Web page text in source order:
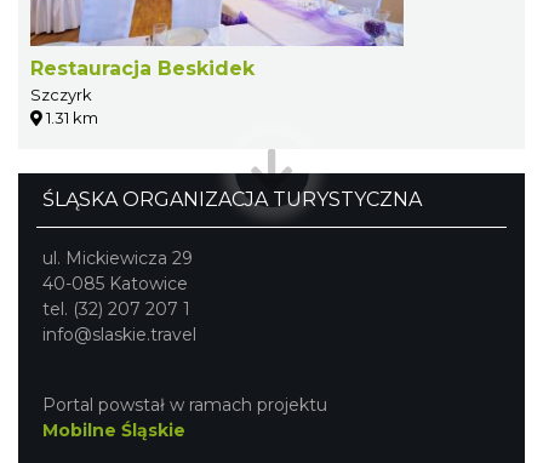
Restauracja Beskidek
Szczyrk
1.31 km
ŚLĄSKA ORGANIZACJA TURYSTYCZNA
ul. Mickiewicza 29
40-085 Katowice
tel. (32) 207 207 1
info@slaskie.travel
Portal powstał w ramach projektu
Mobilne Śląskie